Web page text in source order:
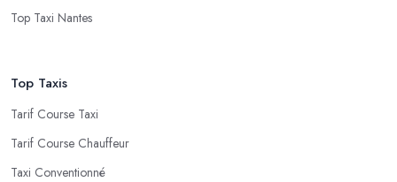
Top Taxi Nantes
Top Taxis
Tarif Course Taxi
Tarif Course Chauffeur
Taxi Conventionné